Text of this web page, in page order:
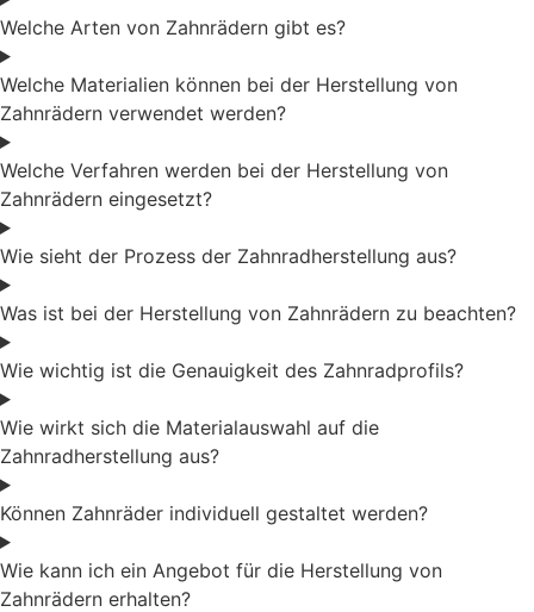
Welche Arten von Zahnrädern gibt es?
Welche Materialien können bei der Herstellung von
Zahnrädern verwendet werden?
Welche Verfahren werden bei der Herstellung von
Zahnrädern eingesetzt?
Wie sieht der Prozess der Zahnradherstellung aus?
Was ist bei der Herstellung von Zahnrädern zu beachten?
Wie wichtig ist die Genauigkeit des Zahnradprofils?
Wie wirkt sich die Materialauswahl auf die
Zahnradherstellung aus?
Können Zahnräder individuell gestaltet werden?
Wie kann ich ein Angebot für die Herstellung von
Zahnrädern erhalten?